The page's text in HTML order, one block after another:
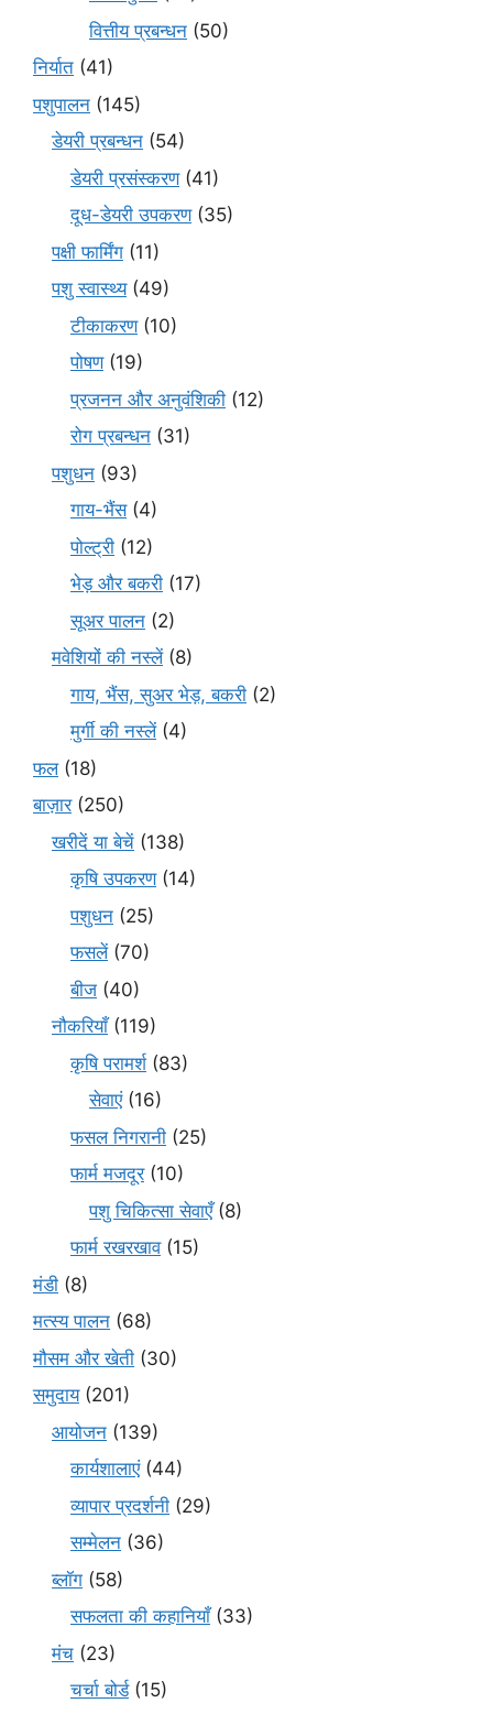
वित्तीय प्रबन्धन (50)
निर्यात (41)
पशुपालन (145)
डेयरी प्रबन्धन (54)
डेयरी प्रसंस्करण(41)
दूध-डेयरी उपकरण(35)
पक्षी फार्मिंग (11)
पशु स्वास्थ्य(49)
टीकाकरण(10)
पोषण(19)
प्रजनन और अनुवंशिकी (12)
रोग प्रबन्धन (31)
पशुधन (93)
गाय-भैंस(4)
पोल्ट्री (12)
भेड़ और बकरी (17)
सूअर पालन (2)
मवेशियों की नस्लें(8)
गाय, भैंस, सुअर भेड़, बकरी (2)
मुर्गी की नस्लें(4)
फल(18)
बाज़ार(250)
खरीदें या बेचें (138)
कृषि उपकरण(14)
पशुधन (25)
फसलें(70)
बीज (40)
नौकरियाँ(119)
कृषि परामर्श(83)
सेवाएं(16)
फसल निगरानी (25)
फार्म मजदूर(10)
पशु चिकित्सा सेवाएँ(8)
फार्म रखरखाव(15)
मंडी (8)
मत्स्य पालन (68)
मौसम और खेती (30)
समुदाय(201)
आयोजन (139)
कार्यशालाएं(44)
व्यापार प्रदर्शनी (29)
सम्मेलन (36)
ब्लॉग (58)
सफलता की कहानियाँ(33)
मंच (23)
चर्चा बोर्ड(15)